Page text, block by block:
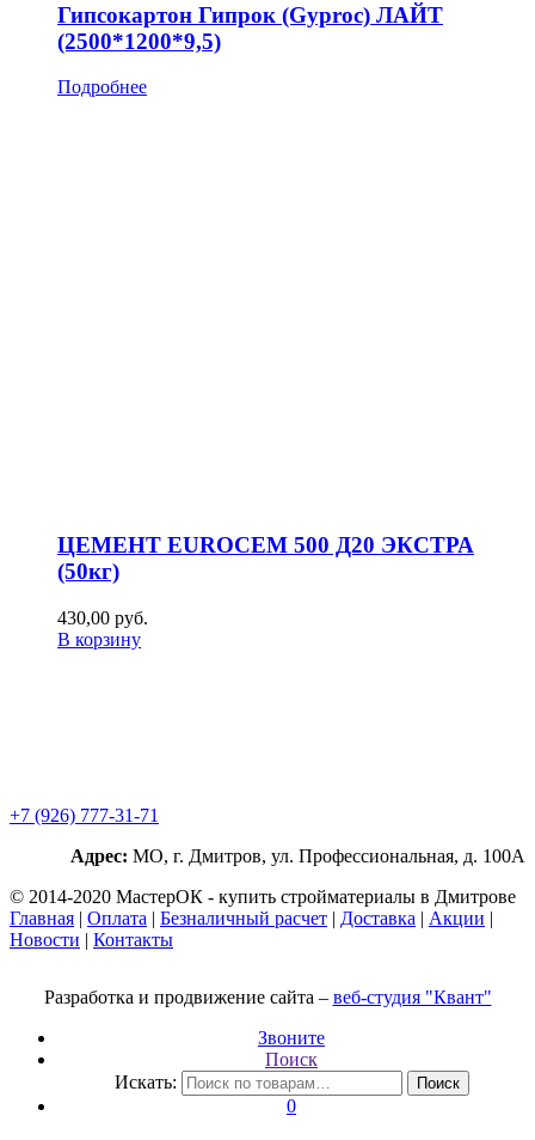
Гипсокартон Гипрок (Gyproc) ЛАЙТ
(2500*1200*9,5)
Подробнее
ЦЕМЕНТ EUROCEM 500 Д20 ЭКСТРА
(50кг)
430,00 руб.
В корзину
+7 (926) 777-31-71
Адрес: МО, г. Дмитров, ул. Профессиональная, д. 100А
© 2014-2020 МастерОК - купить стройматериалы в Дмитрове
Главная | Оплата | Безналичный расчет | Доставка | Акции |
Новости | Контакты
Разработка и продвижение сайта – веб-студия "Квант"
Звоните
Поиск
Искать:
Поиск
0